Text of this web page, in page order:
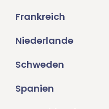
Frankreich
Niederlande
Schweden
Spanien